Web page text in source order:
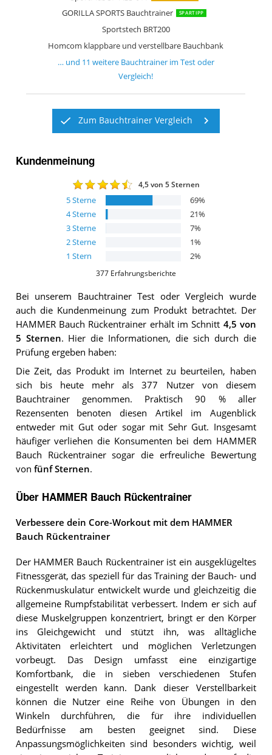
GORILLA SPORTS Bauchtrainer SPARTIPP
Sportstech BRT200
Homcom klappbare und verstellbare Bauchbank
… und 11 weitere Bauchtrainerim Test oder
Vergleich!
Zum Bauchtrainer Vergleich
Kundenmeinung
4,5von 5 Sternen
5Sterne 69%
4Sterne 21%
3Sterne 7%
2Sterne 1%
1 Stern 2%
377 Erfahrungsberichte
Bei unserem BauchtrainerTest oder Vergleich wurde
auch die Kundenmeinung zum Produkt betrachtet. Der
HAMMER Bauch Rückentrainer erhält im Schnitt 4,5 von
5 Sternen. Hier die Informationen, die sich durch die
Prüfung ergeben haben:
Die Zeit, das Produkt im Internet zu beurteilen, haben
sich bis heute mehr als 377 Nutzer von diesem
Bauchtrainer genommen. Praktisch 90 % aller
Rezensenten benoten diesen Artikel im Augenblick
entweder mit Gut oder sogar mit Sehr Gut. Insgesamt
häufiger verliehen die Konsumenten bei dem HAMMER
Bauch Rückentrainer sogar die erfreuliche Bewertung
von fünf Sternen.
Über HAMMER Bauch Rückentrainer
Verbessere dein Core-Workout mit dem HAMMER
Bauch Rückentrainer
Der HAMMER Bauch Rückentrainer ist ein ausgeklügeltes
Fitnessgerät, das speziell für das Training der Bauch- und
Rückenmuskulatur entwickelt wurde und gleichzeitig die
allgemeine Rumpfstabilität verbessert. Indem er sich auf
diese Muskelgruppen konzentriert, bringt er den Körper
ins Gleichgewicht und stützt ihn, was alltägliche
Aktivitäten erleichtert und möglichen Verletzungen
vorbeugt. Das Design umfasst eine einzigartige
Komfortbank, die in sieben verschiedenen Stufen
eingestellt werden kann. Dank dieser Verstellbarkeit
können die Nutzer eine Reihe von Übungen in den
Winkeln durchführen, die für ihre individuellen
Bedürfnisse am besten geeignet sind. Diese
Anpassungsmöglichkeiten sind besonders wichtig, weil